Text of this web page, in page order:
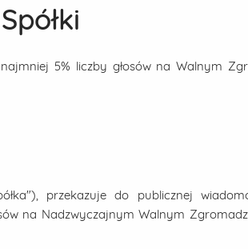
5% liczby głosów na Walnym
przekazuje do publicznej
na Nadzwyczajnym Walnym